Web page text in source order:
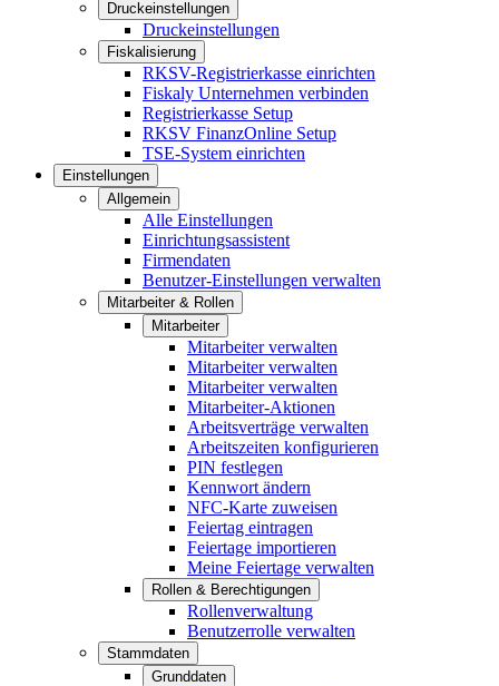
Druckeinstellungen
Druckeinstellungen
Fiskalisierung
RKSV-Registrierkasse einrichten
Fiskaly Unternehmen verbinden
Registrierkasse Setup
RKSV FinanzOnline Setup
TSE-System einrichten
Einstellungen
Allgemein
Alle Einstellungen
Einrichtungsassistent
Firmendaten
Benutzer-Einstellungen verwalten
Mitarbeiter & Rollen
Mitarbeiter
Mitarbeiter verwalten
Mitarbeiter verwalten
Mitarbeiter verwalten
Mitarbeiter-Aktionen
Arbeitsverträge verwalten
Arbeitszeiten konfigurieren
PIN festlegen
Kennwort ändern
NFC-Karte zuweisen
Feiertag eintragen
Feiertage importieren
Meine Feiertage verwalten
Rollen & Berechtigungen
Rollenverwaltung
Benutzerrolle verwalten
Stammdaten
Grunddaten